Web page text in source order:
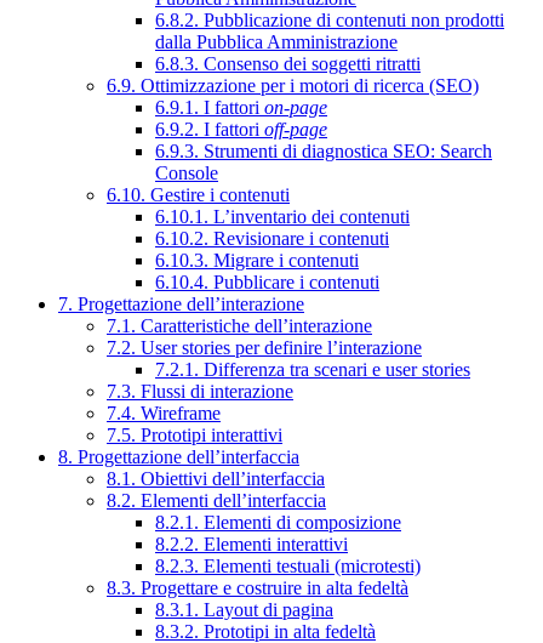
6.8.2. Pubblicazione di contenuti non prodotti
dalla Pubblica Amministrazione
6.8.3. Consenso dei soggetti ritratti
6.9. Ottimizzazione per i motori di ricerca (SEO)
6.9.1. I fattori on-page
6.9.2. I fattori off-page
6.9.3. Strumenti di diagnostica SEO: Search
Console
6.10. Gestire i contenuti
6.10.1. L’inventario dei contenuti
6.10.2. Revisionare i contenuti
6.10.3. Migrare i contenuti
6.10.4. Pubblicare i contenuti
7. Progettazione dell’interazione
7.1. Caratteristiche dell’interazione
7.2. User stories per definire l’interazione
7.2.1. Differenza tra scenari e user stories
7.3. Flussi di interazione
7.4. Wireframe
7.5. Prototipi interattivi
8. Progettazione dell’interfaccia
8.1. Obiettivi dell’interfaccia
8.2. Elementi dell’interfaccia
8.2.1. Elementi di composizione
8.2.2. Elementi interattivi
8.2.3. Elementi testuali (microtesti)
8.3. Progettare e costruire in alta fedeltà
8.3.1. Layout di pagina
8.3.2. Prototipi in alta fedeltà